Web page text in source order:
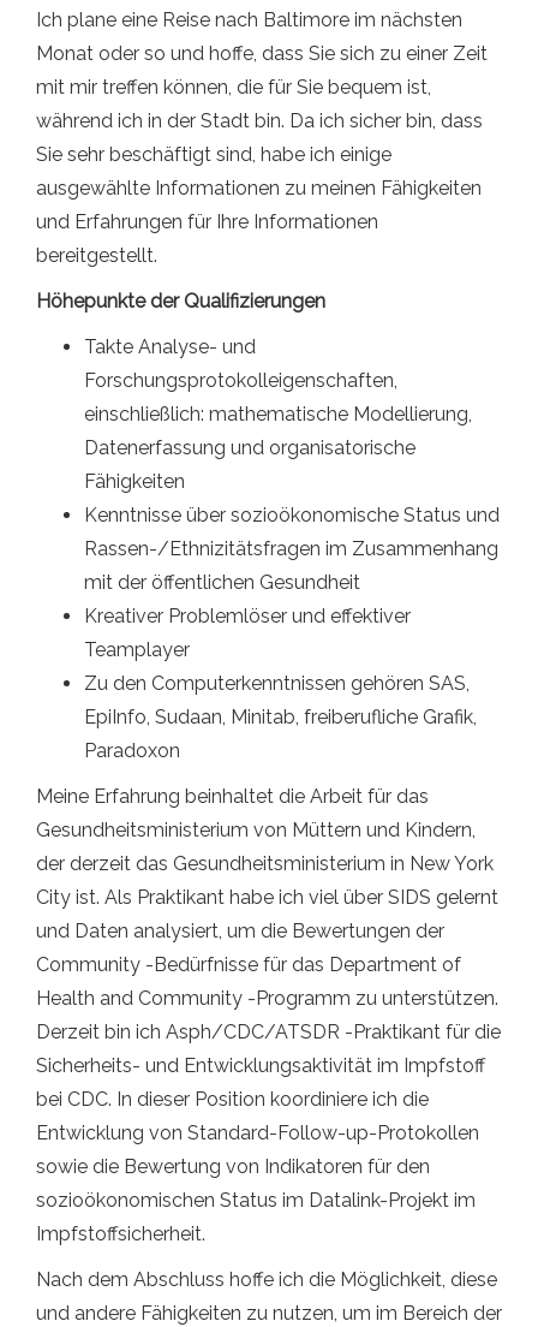
Ich plane eine Reise nach Baltimore im nächsten
Monat oder so und hoffe, dass Sie sich zu einer Zeit
mit mir treffen können, die für Sie bequem ist,
während ich in der Stadt bin. Da ich sicher bin, dass
Sie sehr beschäftigt sind, habe ich einige
ausgewählte Informationen zu meinen Fähigkeiten
und Erfahrungen für Ihre Informationen
bereitgestellt.
Höhepunkte der Qualifizierungen
Takte Analyse- und
Forschungsprotokolleigenschaften,
einschließlich: mathematische Modellierung,
Datenerfassung und organisatorische
Fähigkeiten
Kenntnisse über sozioökonomische Status und
Rassen-/Ethnizitätsfragen im Zusammenhang
mit der öffentlichen Gesundheit
Kreativer Problemlöser und effektiver
Teamplayer
Zu den Computerkenntnissen gehören SAS,
EpiInfo, Sudaan, Minitab, freiberufliche Grafik,
Paradoxon
Meine Erfahrung beinhaltet die Arbeit für das
Gesundheitsministerium von Müttern und Kindern,
der derzeit das Gesundheitsministerium in New York
City ist. Als Praktikant habe ich viel über SIDS gelernt
und Daten analysiert, um die Bewertungen der
Community -Bedürfnisse für das Department of
Health and Community -Programm zu unterstützen.
Derzeit bin ich Asph/CDC/ATSDR -Praktikant für die
Sicherheits- und Entwicklungsaktivität im Impfstoff
bei CDC. In dieser Position koordiniere ich die
Entwicklung von Standard-Follow-up-Protokollen
sowie die Bewertung von Indikatoren für den
sozioökonomischen Status im Datalink-Projekt im
Impfstoffsicherheit.
Nach dem Abschluss hoffe ich die Möglichkeit, diese
und andere Fähigkeiten zu nutzen, um im Bereich der